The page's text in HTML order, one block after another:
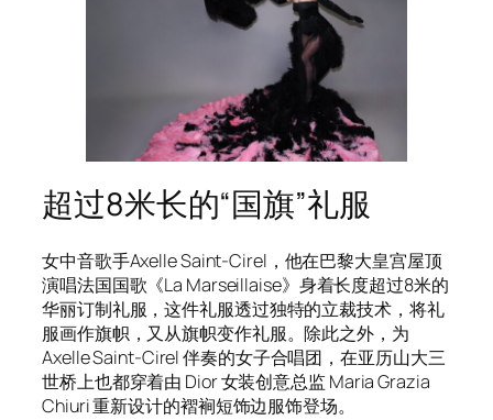
超过8米长的“国旗”礼服
女中音歌手Axelle Saint-Cirel，他在巴黎大皇宫屋顶
演唱法国国歌《La Marseillaise》身着长度超过8米的
华丽订制礼服，这件礼服透过独特的立裁技术，将礼
服画作旗帜，又从旗帜变作礼服。除此之外，为
Axelle Saint-Cirel 伴奏的女子合唱团，在亚历山大三
世桥上也都穿着由 Dior 女装创意总监 Maria Grazia
Chiuri 重新设计的褶裥短饰边服饰登场。